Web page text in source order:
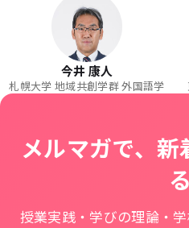
今井 康人
札幌大学 地域共創学群 外国語学
メルマガで、
る
授業実践・学びの理論・